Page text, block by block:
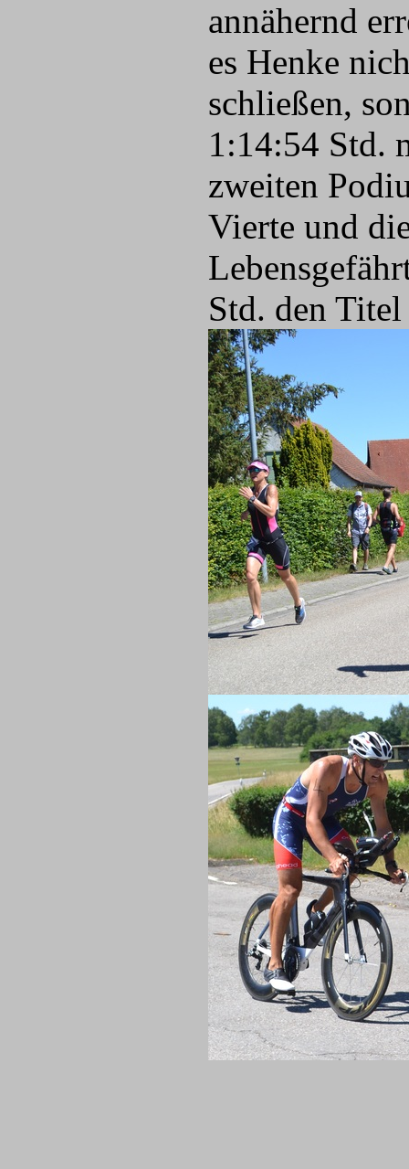
annähernd
es Henke
schließen,
1:14:54 Std.
zweiten
Vierte und
Std. den